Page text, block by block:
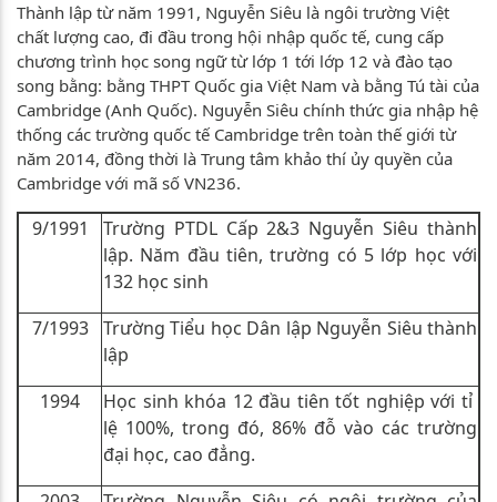
Thành lập từ năm 1991, Nguyễn Siêu là ngôi trường Việt
chất lượng cao, đi đầu trong hội nhập quốc tế, cung cấp
chương trình học song ngữ từ lớp 1 tới lớp 12 và đào tạo
song bằng: bằng THPT Quốc gia Việt Nam và bằng Tú tài của
Cambridge (Anh Quốc). Nguyễn Siêu chính thức gia nhập hệ
thống các trường quốc tế Cambridge trên toàn thế giới từ
năm 2014, đồng thời là Trung tâm khảo thí ủy quyền của
Cambridge với mã số VN236.
9/1991
Trường PTDL Cấp 2&3 Nguyễn Siêu thành
lập. Năm đầu tiên, trường có 5 lớp học với
132 học sinh
7/1993
Trường Tiểu học Dân lập Nguyễn Siêu thành
lập
1994
Học sinh khóa 12 đầu tiên tốt nghiệp với tỉ
lệ 100%, trong đó, 86% đỗ vào các trường
đại học, cao đẳng.